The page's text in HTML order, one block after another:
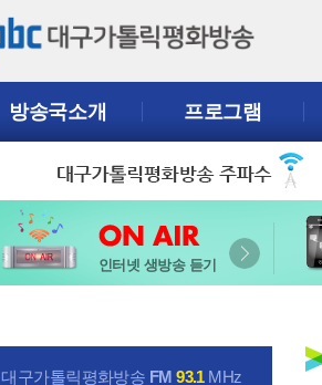
방송국소개 프로그램
인터넷 생방송 듣기
대구가톨릭평화방송 FM93.1MHz